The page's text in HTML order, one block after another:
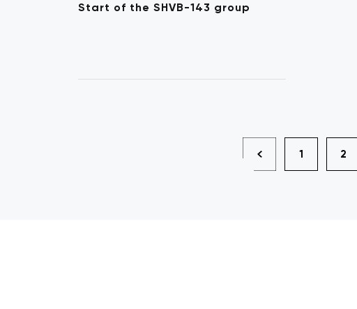
Start of the SHVB-143 group
1 2